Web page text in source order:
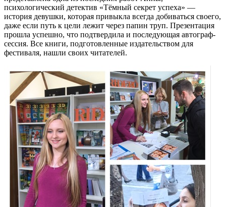
психологический детектив «Тёмный секрет успеха» —
история девушки, которая привыкла всегда добиваться своего,
даже если путь к цели лежит через папин труп. Презентация
прошла успешно, что подтвердила и последующая автограф-
сессия. Все книги, подготовленные издательством для
фестиваля, нашли своих читателей.